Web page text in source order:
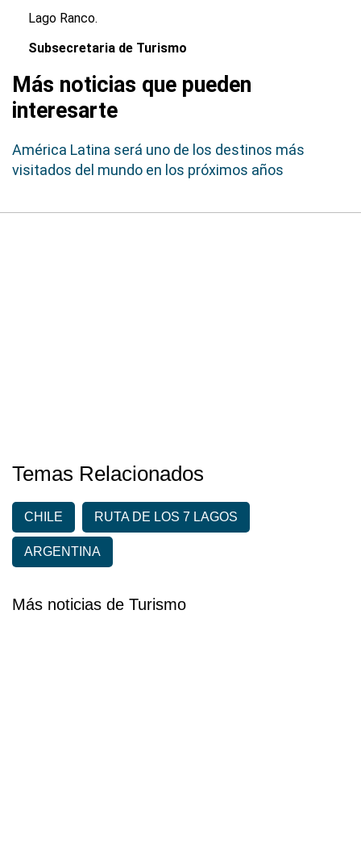
Lago Ranco.
Subsecretaria de Turismo
Más noticias que pueden
interesarte
América Latina será uno de los destinos más
visitados del mundo en los próximos años
Temas Relacionados
CHILE RUTA DE LOS 7 LAGOS
ARGENTINA
Más noticias de Turismo